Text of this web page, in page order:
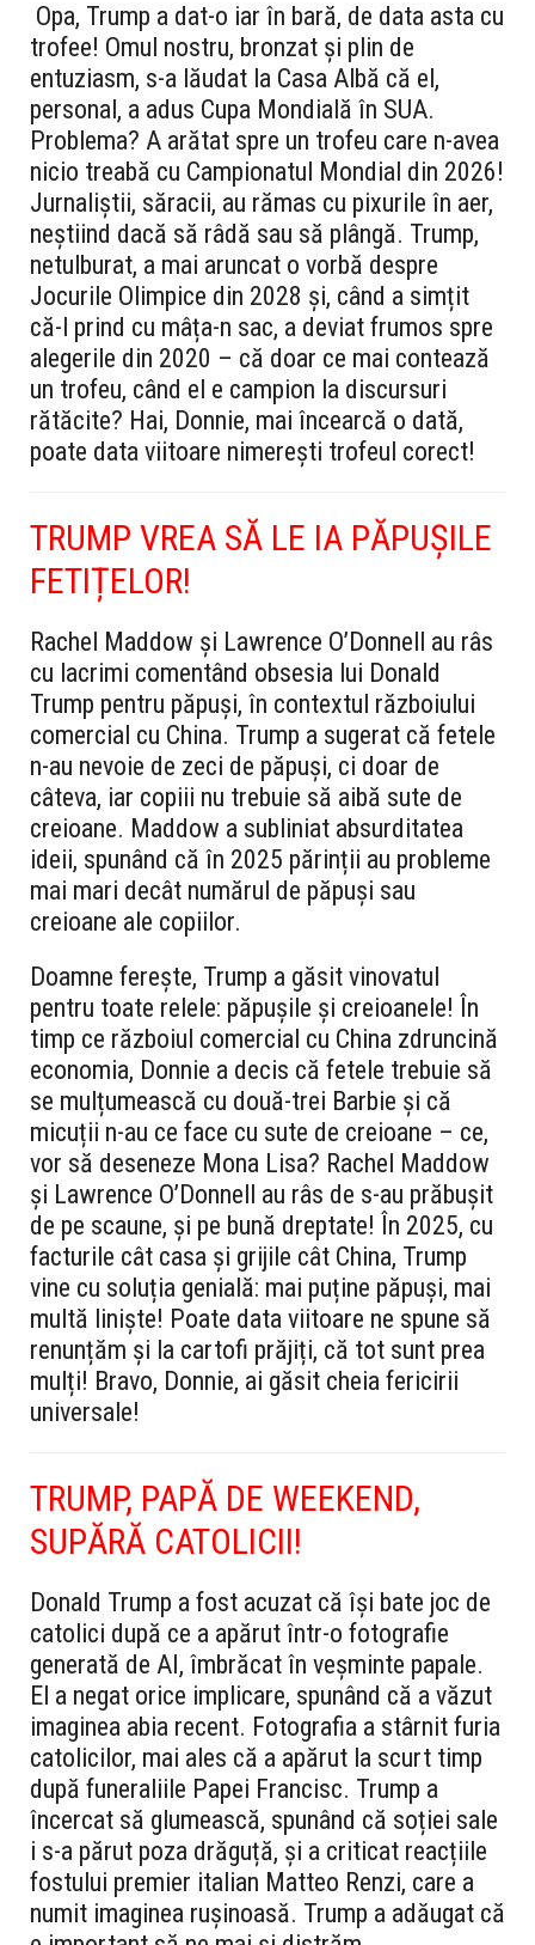
Opa, Trump a dat-o iar în bară, de data asta cu
trofee! Omul nostru, bronzat și plin de
entuziasm, s-a lăudat la Casa Albă că el,
personal, a adus Cupa Mondială în SUA.
Problema? A arătat spre un trofeu care n-avea
nicio treabă cu Campionatul Mondial din 2026!
Jurnaliștii, săracii, au rămas cu pixurile în aer,
neștiind dacă să râdă sau să plângă. Trump,
netulburat, a mai aruncat o vorbă despre
Jocurile Olimpice din 2028 și, când a simțit
că-l prind cu mâța-n sac, a deviat frumos spre
alegerile din 2020 – că doar ce mai contează
un trofeu, când el e campion la discursuri
rătăcite? Hai, Donnie, mai încearcă o dată,
poate data viitoare nimerești trofeul corect!
TRUMP VREA SĂ LE IA PĂPUȘILE
FETIȚELOR!
Rachel Maddow și Lawrence O’Donnell au râs
cu lacrimi comentând obsesia lui Donald
Trump pentru păpuși, în contextul războiului
comercial cu China. Trump a sugerat că fetele
n-au nevoie de zeci de păpuși, ci doar de
câteva, iar copiii nu trebuie să aibă sute de
creioane. Maddow a subliniat absurditatea
ideii, spunând că în 2025 părinții au probleme
mai mari decât numărul de păpuși sau
creioane ale copiilor.
Doamne ferește, Trump a găsit vinovatul
pentru toate relele: păpușile și creioanele! În
timp ce războiul comercial cu China zdruncină
economia, Donnie a decis că fetele trebuie să
se mulțumească cu două-trei Barbie și că
micuții n-au ce face cu sute de creioane – ce,
vor să deseneze Mona Lisa? Rachel Maddow
și Lawrence O’Donnell au râs de s-au prăbușit
de pe scaune, și pe bună dreptate! În 2025, cu
facturile cât casa și grijile cât China, Trump
vine cu soluția genială: mai puține păpuși, mai
multă liniște! Poate data viitoare ne spune să
renunțăm și la cartofi prăjiți, că tot sunt prea
mulți! Bravo, Donnie, ai găsit cheia fericirii
universale!
TRUMP, PAPĂ DE WEEKEND,
SUPĂRĂ CATOLICII!
Donald Trump a fost acuzat că își bate joc de
catolici după ce a apărut într-o fotografie
generată de AI, îmbrăcat în veșminte papale.
El a negat orice implicare, spunând că a văzut
imaginea abia recent. Fotografia a stârnit furia
catolicilor, mai ales că a apărut la scurt timp
după funeraliile Papei Francisc. Trump a
încercat să glumească, spunând că soției sale
i s-a părut poza drăguță, și a criticat reacțiile
fostului premier italian Matteo Renzi, care a
numit imaginea rușinoasă. Trump a adăugat că